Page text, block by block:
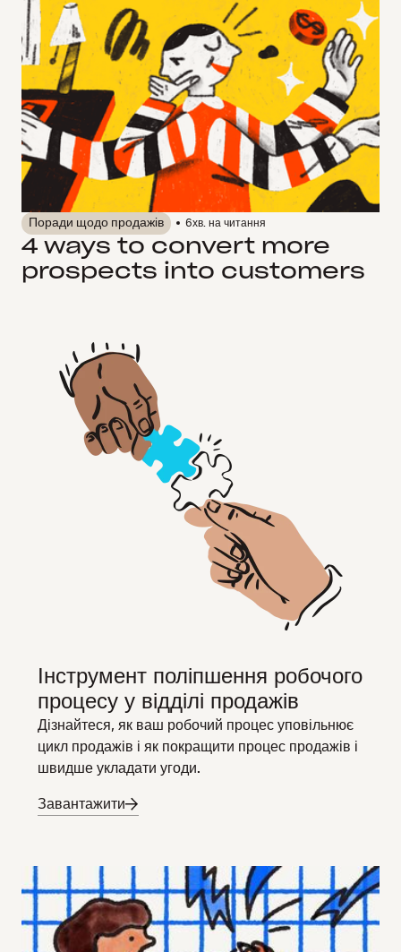
Поради щодо продажів 6хв. на читання
4 ways to convert more
prospects into customers
Інструмент поліпшення робочого
процесу у відділі продажів
Дізнайтеся, як ваш робочий процес уповільнює
цикл продажів і як покращити процес продажів і
швидше укладати угоди.
Завантажити